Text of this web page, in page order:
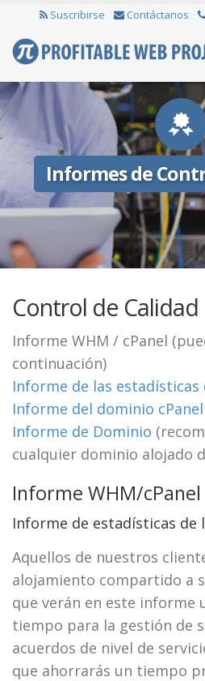
Suscribirse Contáctanos
Informes de
Control de Calidad
Informe WHM / cPanel
continuación)
Informe de las estadísticas
Informe del dominio cPanel
Informe de Dominio
cualquier dominio alojado
Informe WHM/cPanel
Informe de estadísticas de
Aquellos de nuestros
alojamiento compartido a
que verán en este informe
tiempo para la gestión de
acuerdos de nivel de
que ahorrarás un tiempo